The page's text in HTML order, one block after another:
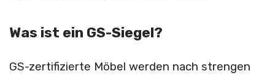
Was ist ein GS-Siegel?
GS-zertifizierte Möbel werden nach strengen